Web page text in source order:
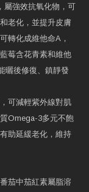
屬強效抗氧化物，可
老化，並提升皮膚
轉化成維他命A，
莓含花青素和維他
曬後修復、鎮靜發
可減輕紫外線對肌
Omega-3多元不飽
助延緩老化，維持
茄中茄紅素屬脂溶